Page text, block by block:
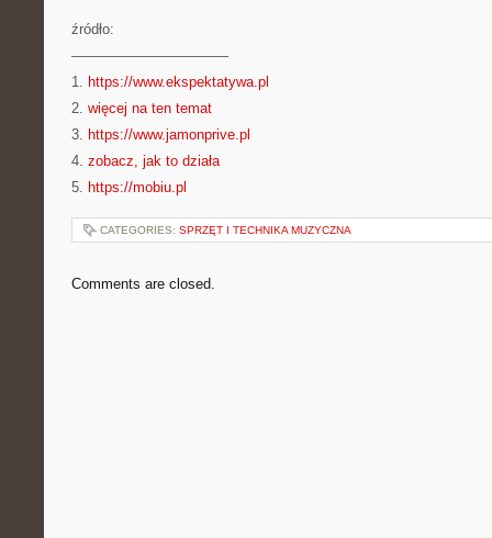
źródło:
———————————
1. https://www.ekspektatywa.pl
2. więcej na ten temat
3. https://www.jamonprive.pl
4. zobacz, jak to działa
5. https://mobiu.pl
CATEGORIES: SPRZĘT I TECHNIKA MUZYCZNA
Comments are closed.